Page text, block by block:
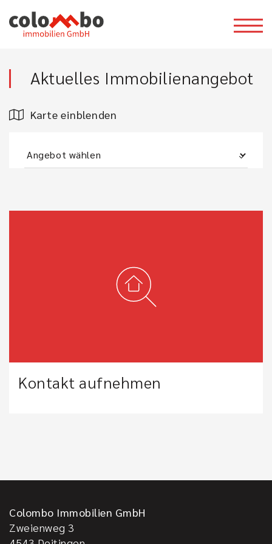
Aktuelles Immobilienangebot
Karte einblenden
Kontakt aufnehmen
Colombo Immobilien GmbH
Zweienweg 3